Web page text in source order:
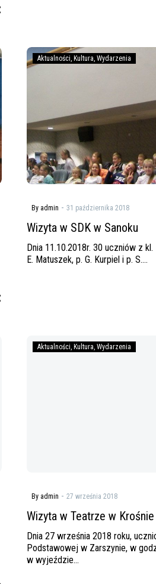
Aktualności Kultura Wydarzenia
By admin - 31 października 2018
Wizyta w SDK w Sanoku
Dnia 11.10.2018r. 30 uczniów z
E. Matuszek, p. G. Kurpiel i p. S….
Aktualności Kultura Wydarzenia
By admin - 27 września 2018
Wizyta w Teatrze w Krośnie
Dnia 27 września 2018 roku,
Podstawowej w Zarszynie, w
w wyjeździe…